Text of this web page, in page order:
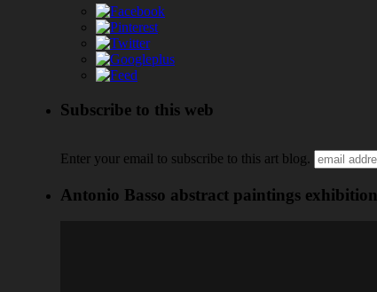
Subscribe to this web
Enter your email to subscribe to this art blog.
Antonio Basso abstract paintings exhibition